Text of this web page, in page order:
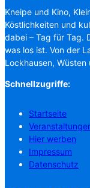
Kneipe und Kino,
Köstlichkeiten und
dabei – Tag für Tag.
was los ist. Von der
Lockhausen, Wüsten
Schnellzugriffe:
Startseite
Hier werben
Impressum
Datenschutz